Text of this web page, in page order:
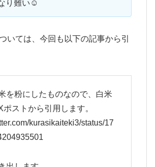
り難い☺️
いては、今回も以下の記事から引
を粉にしたものなので、白米
ストから引用します。
kurasikaiteki3/status/17